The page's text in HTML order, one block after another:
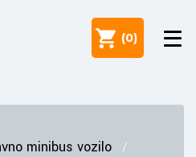
(0)
minibus vozilo